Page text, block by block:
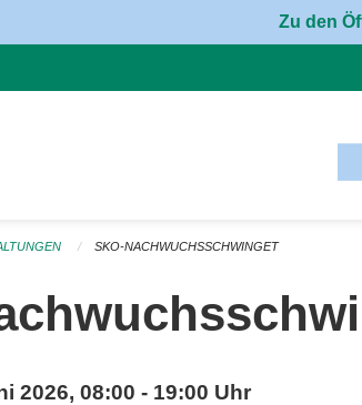
Zu den
SKO-NACHWUCHSSCHWINGET
2026, 08:00 - 19:00 Uhr